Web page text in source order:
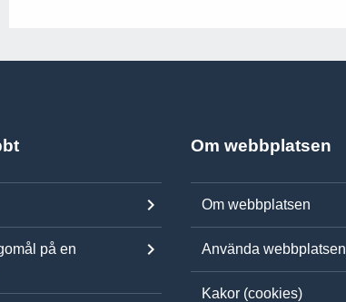
på en
Om webbplatsen
Om webbplatsen
Använda webbplatsen
Kakor (cookies)